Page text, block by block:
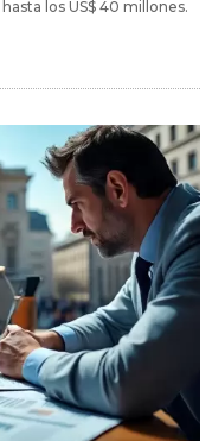
los US$ 40 millones.